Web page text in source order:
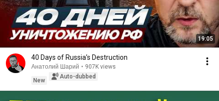
19:05
40 Days of Russia’s Destruction
Анатолий Шарий • 907K views
New
Auto-dubbed